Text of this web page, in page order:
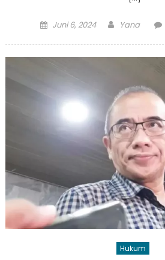
Posted
Juni 6, 2024 Author
Yana
Hukum